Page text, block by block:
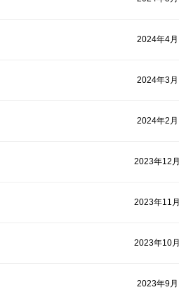
2024年4月
2024年3月
2024年2月
2023年12月
2023年11月
2023年10月
2023年9月